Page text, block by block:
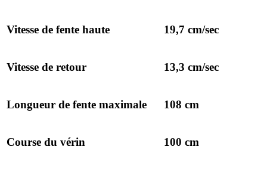
Vitesse de fente haute 19,7 cm/sec
Vitesse de retour 13,3 cm/sec
Longueur de fente maximale 108 cm
Course du vérin 100 cm